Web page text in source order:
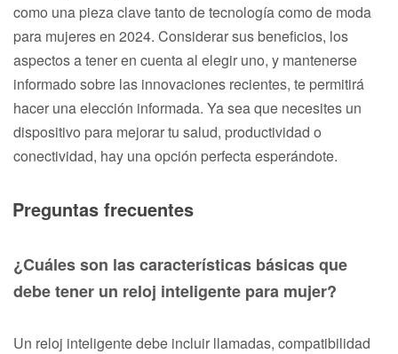
como una pieza clave tanto de tecnología como de moda
para mujeres en 2024. Considerar sus beneficios, los
aspectos a tener en cuenta al elegir uno, y mantenerse
informado sobre las innovaciones recientes, te permitirá
hacer una elección informada. Ya sea que necesites un
dispositivo para mejorar tu salud, productividad o
conectividad, hay una opción perfecta esperándote.
Preguntas frecuentes
¿Cuáles son las características básicas que
debe tener un reloj inteligente para mujer?
Un reloj inteligente debe incluir llamadas, compatibilidad